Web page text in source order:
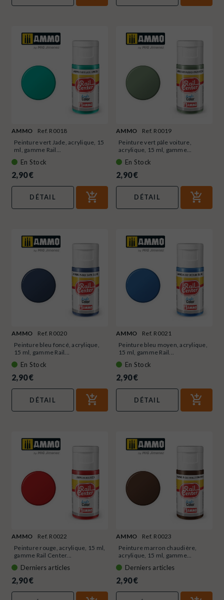
AMMO
Ref. R0018
Peinture vert Jade, acrylique, 15
ml, gamme Rail...
En Stock
2,90 €
DÉTAIL
AMMO
Ref. R0019
Peinture vert pâle voiture,
acrylique, 15 ml, gamme...
En Stock
2,90 €
DÉTAIL
AMMO
Ref. R0020
Peinture bleu foncé, acrylique,
15 ml, gamme Rail...
En Stock
2,90 €
DÉTAIL
AMMO
Ref. R0021
Peinture bleu moyen, acrylique,
15 ml, gamme Rail...
En Stock
2,90 €
DÉTAIL
AMMO
Ref. R0022
Peinture rouge, acrylique, 15 ml,
gamme Rail Center...
Derniers articles
2,90 €
AMMO
Ref. R0023
Peinture marron chaudière,
acrylique, 15 ml, gamme...
Derniers articles
2,90 €